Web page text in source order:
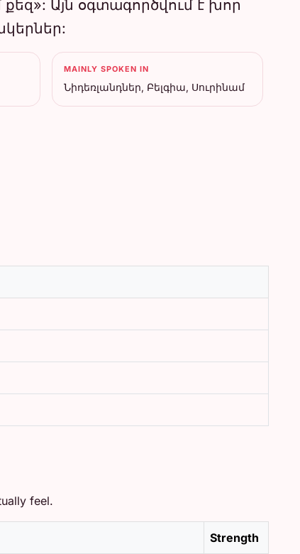
Այն օգտագործվում է խոր
MAINLY SPOKEN IN
Նիդեռլանդներ, Բելգիա, Սուրինամ
feel.
Strength